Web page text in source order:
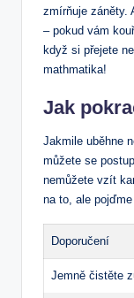
zmírňuje záněty.
– pokud vám⁤
⁢když‌ si přejete
mathmatika!
Jak
Jakmile uběhne
můžete se
nemůžete vzít
na ​to, ale
Doporučení
Jemně čistěte